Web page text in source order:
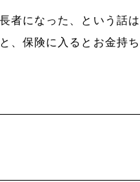
者になった、という話は
、保険に入るとお金持ち